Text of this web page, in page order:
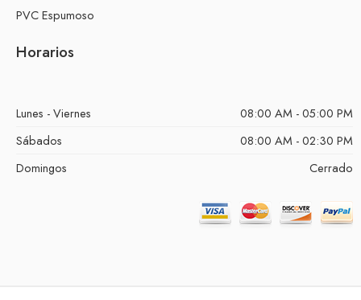
PVC Espumoso
Horarios
Lunes - Viernes
08:00 AM - 05:00 PM
Sábados
08:00 AM - 02:30 PM
Domingos
Cerrado